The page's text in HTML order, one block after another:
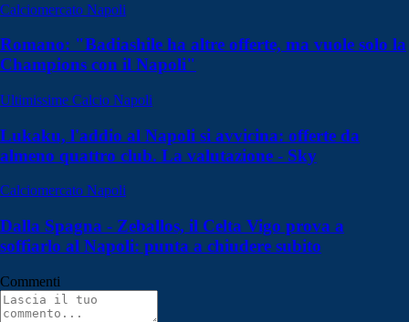
Calciomercato Napoli
Romano: "Badiashile ha altre offerte, ma vuole solo la
Champions con il Napoli"
Ultimissime Calcio Napoli
Lukaku, l'addio al Napoli si avvicina: offerte da
almeno quattro club. La valutazione - Sky
Calciomercato Napoli
Dalla Spagna - Zeballos, il Celta Vigo prova a
soffiarlo al Napoli: punta a chiudere subito
Commenti